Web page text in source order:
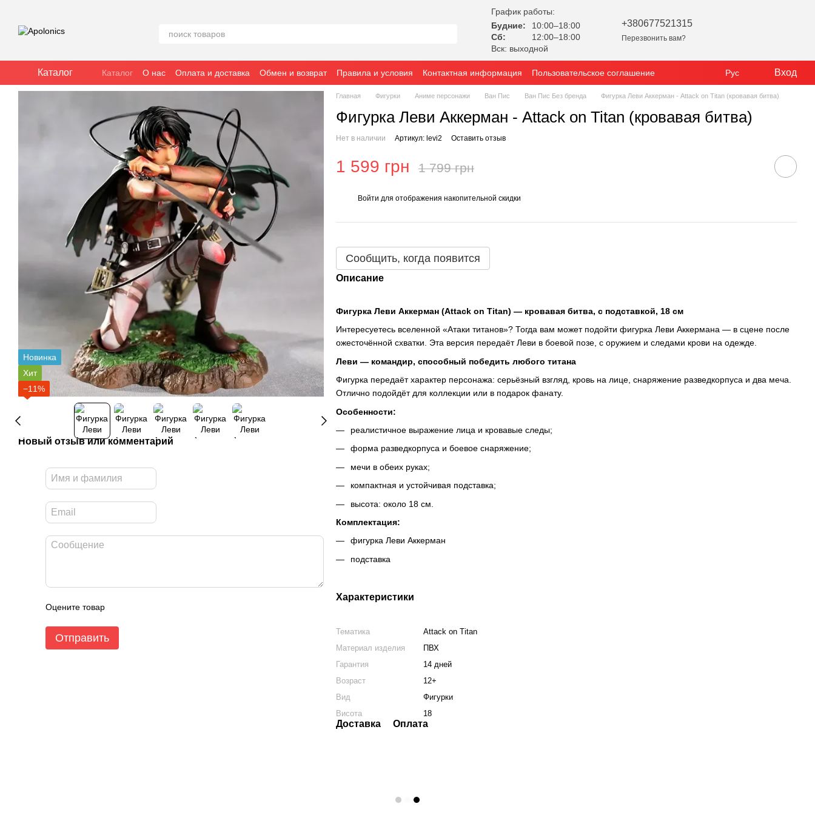
График работы:
Будние:
10:00–18:00
Сб:
12:00–18:00
Вск: выходной
+380677521315
Перезвонить вам?
Каталог Каталог О нас Оплата и доставка Обмен и возврат Правила и условия Контактная информация
Пользовательское соглашение
Отзывы о магазине
Рус Вход
Новинка
Хит
−11%
Новый отзыв или комментарий
Оцените товар
Отправить
Главная Фигурки Аниме персонажи Ван Пис Ван Пис Без бренда Фигурка Леви Аккерман - Attack on Titan (кровавая битва)
Фигурка Леви Аккерман - Attack on Titan (кровавая битва)
Нет в наличии Артикул: levi2 Оставить отзыв
1 599 грн 1 799 грн
Войти для отображения накопительной скидки
Сообщить, когда появится
Описание
Фигурка Леви Аккерман (Attack on Titan) — кровавая битва, с подставкой, 18 см
Интересуетесь вселенной «Атаки титанов»? Тогда вам может подойти фигурка Леви Аккермана — в сцене после
ожесточённой схватки. Эта версия передаёт Леви в боевой позе, с оружием и следами крови на одежде.
Леви — командир, способный победить любого титана
Фигурка передаёт характер персонажа: серьёзный взгляд, кровь на лице, снаряжение разведкорпуса и два меча.
Отлично подойдёт для коллекции или в подарок фанату.
Особенности:
реалистичное выражение лица и кровавые следы;
форма разведкорпуса и боевое снаряжение;
мечи в обеих руках;
компактная и устойчивая подставка;
высота: около 18 см.
Комплектация:
фигурка Леви Аккерман
подставка
Характеристики
Тематика
Attack on Titan
Материал изделия
ПВХ
Гарантия
14 дней
Возраст
12+
Вид
Фигурки
Висота
18
Доставка Оплата